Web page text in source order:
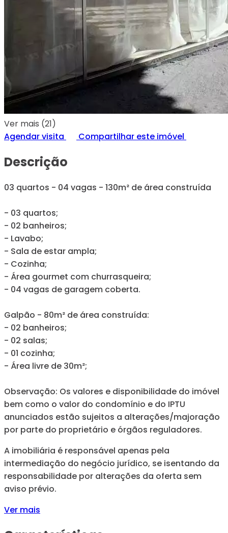
Ver mais (21)
Agendar visita
Compartilhar este imóvel
Descrição
03 quartos - 04 vagas - 130m² de área construída
- 03 quartos;
- 02 banheiros;
- Lavabo;
- Sala de estar ampla;
- Cozinha;
- Área gourmet com churrasqueira;
- 04 vagas de garagem coberta.
Galpão - 80m² de área construída:
- 02 banheiros;
- 02 salas;
- 01 cozinha;
- Área livre de 30m²;
Observação: Os valores e disponibilidade do imóvel
bem como o valor do condomínio e do IPTU
anunciados estão sujeitos a alterações/majoração
por parte do proprietário e órgãos reguladores.
A imobiliária é responsável apenas pela
intermediação do negócio jurídico, se isentando da
responsabilidade por alterações da oferta sem
aviso prévio.
Ver mais